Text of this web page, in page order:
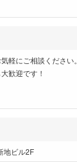
軽にご相談ください。
歓迎です！
地ビル2F